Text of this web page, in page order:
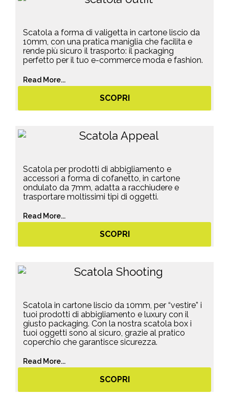
Scatola a forma di valigetta in cartone liscio da
10mm, con una pratica maniglia che facilita e
rende più sicuro il trasporto: il packaging
perfetto per il tuo e-commerce moda e fashion.
Read More...
SCOPRI
Scatola per prodotti di abbigliamento e
accessori a forma di cofanetto, in cartone
ondulato da 7mm, adatta a racchiudere e
trasportare moltissimi tipi di oggetti.
Read More...
SCOPRI
Scatola in cartone liscio da 10mm, per “vestire” i
tuoi prodotti di abbigliamento e luxury con il
giusto packaging. Con la nostra scatola box i
tuoi oggetti sono al sicuro, grazie al pratico
coperchio che garantisce sicurezza.
Read More...
SCOPRI